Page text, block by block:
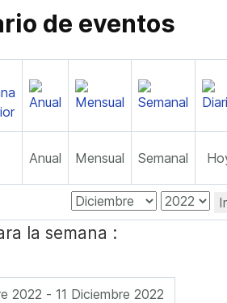
de eventos
Anual Mensual Semanal
la semana :
2022 - 11 Diciembre 2022